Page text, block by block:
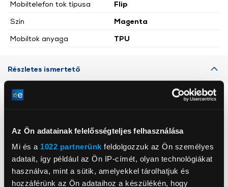
Az Ön adatainak felelősségteljes felhasználása
Mi és a 1022 partnerünk feldolgozzuk az Ön személyes
adatait, így például az Ön IP-címét, olyan technológiákat
használva, mint a sütik, amelyekkel tárolhatjuk és
hozzáférünk az Ön adataihoz a készülékén, hogy
Mobiltelefon tok típusa
Flip
Szín
Magenta
Mobiltok anyaga
TPU
Részletes ismertető